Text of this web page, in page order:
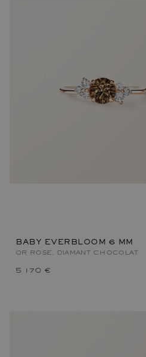
BABY EVERBLOOM 6 MM
OR ROSE, DIAMANT CHOCOLAT
5 170 €